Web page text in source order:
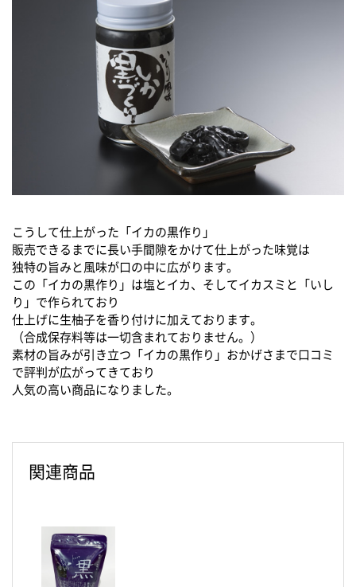
こうして仕上がった「イカの黒作り」
販売できるまでに長い手間隙をかけて仕上がった味覚は
独特の旨みと風味が口の中に広がります。
この「イカの黒作り」は塩とイカ、そしてイカスミと「いし
り」で作られており
仕上げに生柚子を香り付けに加えております。
（合成保存料等は一切含まれておりません。）
素材の旨みが引き立つ「イカの黒作り」おかげさまで口コミ
で評判が広がってきており
人気の高い商品になりました。
関連商品